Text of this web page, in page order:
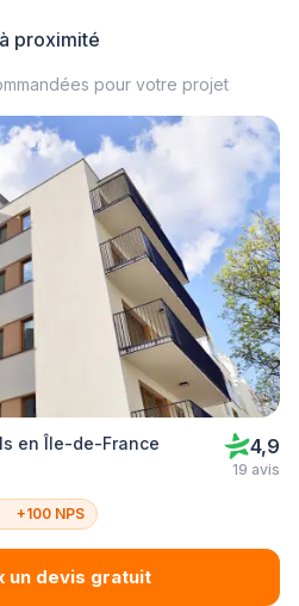
à proximité
pour votre projet
en Île-de-France 4,9
19 avis
+100 NPS
un devis gratuit